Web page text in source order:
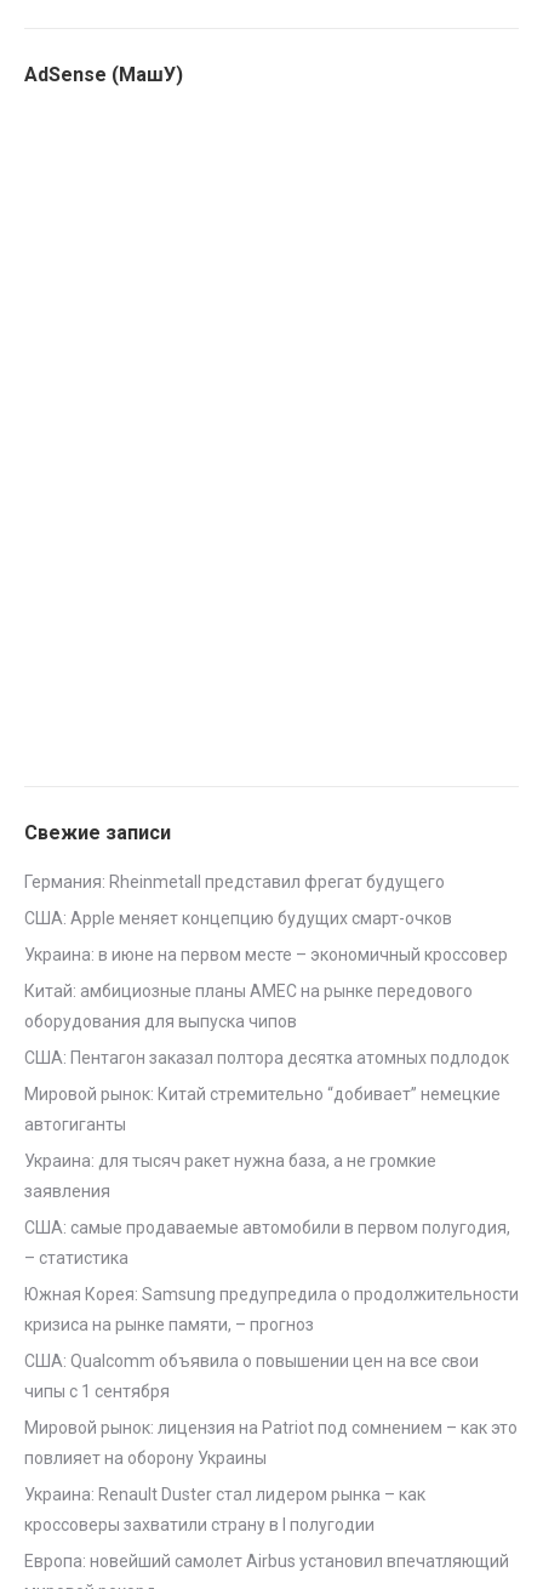
AdSense (МашУ)
Свежие записи
Германия: Rheinmetall представил фрегат будущего
США: Apple меняет концепцию будущих смарт-очков
Украина: в июне на первом месте – экономичный кроссовер
Китай: амбициозные планы AMEC на рынке передового
оборудования для выпуска чипов
США: Пентагон заказал полтора десятка атомных подлодок
Мировой рынок: Китай стремительно “добивает” немецкие
автогиганты
Украина: для тысяч ракет нужна база, а не громкие
заявления
США: самые продаваемые автомобили в первом полугодия,
– статистика
Южная Корея: Samsung предупредила о продолжительности
кризиса на рынке памяти, – прогноз
США: Qualcomm объявила о повышении цен на все свои
чипы с 1 сентября
Мировой рынок: лицензия на Patriot под сомнением – как это
повлияет на оборону Украины
Украина: Renault Duster стал лидером рынка – как
кроссоверы захватили страну в I полугодии
Европа: новейший самолет Airbus установил впечатляющий